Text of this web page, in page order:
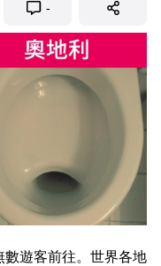
-
遊客前往。世界各地